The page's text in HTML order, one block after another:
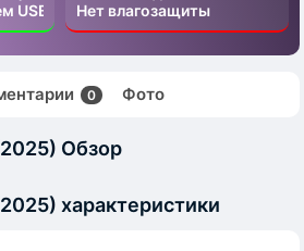
USB Type-CНет влагозащиты
0 Фото
Обзор
характеристики